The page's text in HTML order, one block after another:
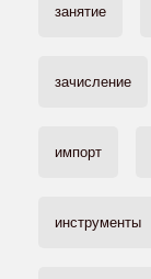
занятие
зачисление
импорт
инструменты